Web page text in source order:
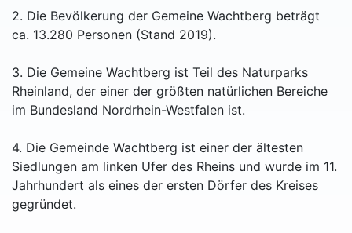
2. Die Bevölkerung der Gemeine Wachtberg beträgt
ca. 13.280 Personen (Stand 2019).
3. Die Gemeine Wachtberg ist Teil des Naturparks
Rheinland, der einer der größten natürlichen Bereiche
im Bundesland Nordrhein-Westfalen ist.
4. Die Gemeinde Wachtberg ist einer der ältesten
Siedlungen am linken Ufer des Rheins und wurde im 11.
Jahrhundert als eines der ersten Dörfer des Kreises
gegründet.